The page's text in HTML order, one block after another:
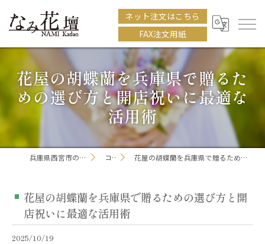
ネット注文はこちら
FAX注文用紙
花屋の胡蝶蘭を兵庫県で贈るた
めの選び方と開店祝いに最適な
活用術
兵庫県西宮市の花屋ならなみ花壇 コラム 花屋の胡蝶蘭を兵庫県で贈るための選び方と開店祝いに最適な活用術
花屋の胡蝶蘭を兵庫県で贈るための選び方と開
店祝いに最適な活用術
2025/10/19